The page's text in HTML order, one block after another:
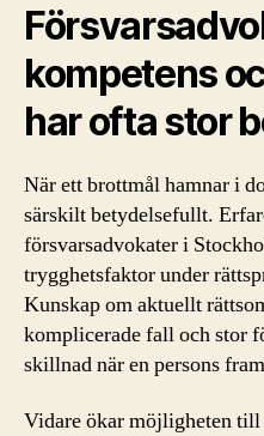
kompetens
har ofta stor
När ett brottmål hamnar i
särskilt betydelsefullt.
försvarsadvokater i
trygghetsfaktor under
Kunskap om aktuellt
komplicerade fall och stor
skillnad när en persons
Vidare ökar möjligheten till